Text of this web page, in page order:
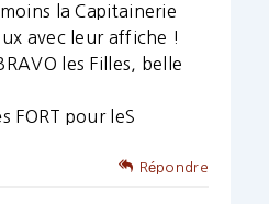
la Capitainerie
avec leur affiche !
les Filles, belle
FORT pour leS
Répondre